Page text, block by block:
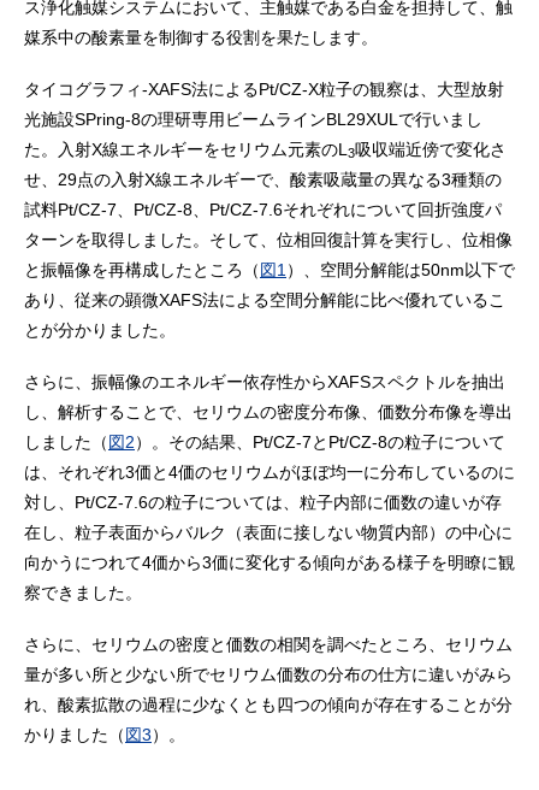
ス浄化触媒システムにおいて、主触媒である白金を担持して、触
媒系中の酸素量を制御する役割を果たします。
タイコグラフィ-XAFS法によるPt/CZ-X粒子の観察は、大型放射
光施設SPring-8の理研専用ビームラインBL29XULで行いまし
た。入射X線エネルギーをセリウム元素のL 3吸収端近傍で変化さ
せ、29点の入射X線エネルギーで、酸素吸蔵量の異なる3種類の
試料Pt/CZ-7、Pt/CZ-8、Pt/CZ-7.6それぞれについて回折強度パ
ターンを取得しました。そして、位相回復計算を実行し、位相像
と振幅像を再構成したところ（図1 ）、空間分解能は50nm以下で
あり、従来の顕微XAFS法による空間分解能に比べ優れているこ
とが分かりました。
さらに、振幅像のエネルギー依存性からXAFSスペクトルを抽出
し、解析することで、セリウムの密度分布像、価数分布像を導出
しました（図2）。その結果、Pt/CZ-7とPt/CZ-8の粒子について
は、それぞれ3価と4価のセリウムがほぼ均一に分布しているのに
対し、Pt/CZ-7.6の粒子については、粒子内部に価数の違いが存
在し、粒子表面からバルク（表面に接しない物質内部）の中心に
向かうにつれて4価から3価に変化する傾向がある様子を明瞭に観
察できました。
さらに、セリウムの密度と価数の相関を調べたところ、セリウム
量が多い所と少ない所でセリウム価数の分布の仕方に違いがみら
れ、酸素拡散の過程に少なくとも四つの傾向が存在することが分
かりました（図3）。